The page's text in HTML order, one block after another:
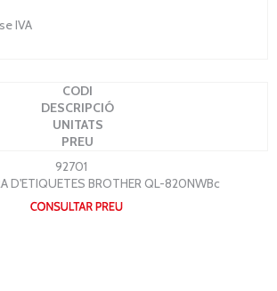
IVA
CODI
DESCRIPCIÓ
UNITATS
PREU
92701
D'ETIQUETES BROTHER QL-820NWBc